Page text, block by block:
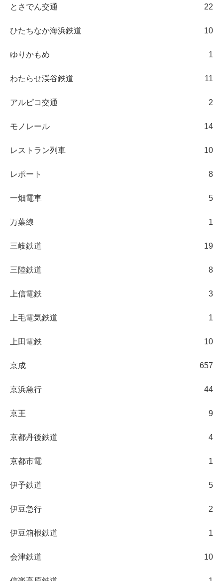
とさでん交通 22
ひたちなか海浜鉄道 10
ゆりかもめ 1
わたらせ渓谷鉄道 11
アルピコ交通 2
モノレール 14
レストラン列車 10
レポート 8
一畑電車 5
万葉線 1
三岐鉄道 19
三陸鉄道 8
上信電鉄 3
上毛電気鉄道 1
上田電鉄 10
京成 657
京浜急行 44
京王 9
京都丹後鉄道 4
京都市電 1
伊予鉄道 5
伊豆急行 2
伊豆箱根鉄道 1
会津鉄道 10